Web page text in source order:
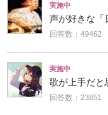
実施中
声が好きな「
回答数：49462
実施中
歌が上手だと
回答数：23851